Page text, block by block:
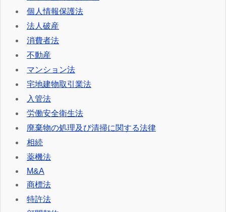
個人情報保護法
法人破産
消費者法
不動産
マンション法
宅地建物取引業法
入管法
労働安全衛生法
廃棄物の処理及び清掃に関する法律
相続
薬機法
M&A
商標法
特許法